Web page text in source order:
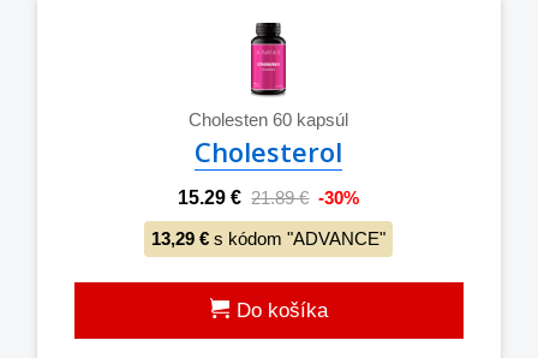
Cholesten 60 kapsúl
Cholesterol
15.29 € 21.89 € -30%
13,29 € s kódom "ADVANCE"
Do košíka